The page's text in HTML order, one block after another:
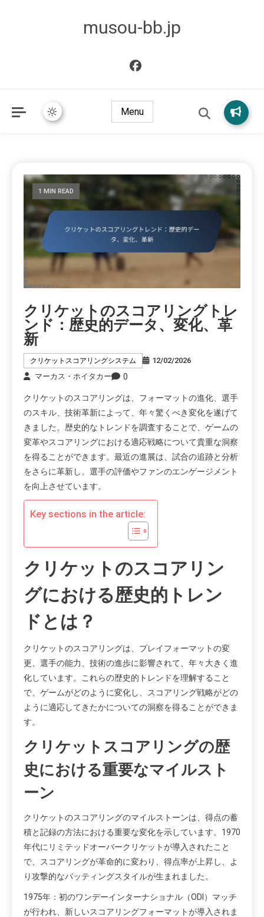
musou-bb.jp
Menu
1 MIN READ
クリケットのスコアリングトレ
ンド：歴史的データ、変化、革
新
クリケットスコアリングシステム
12/02/2026
マーカス・ホイタカー
0
クリケットのスコアリングは、フォーマットの進化、選手
のスキル、技術革新によって、年々驚くべき変化を遂げて
きました。歴史的なトレンドを調査することで、ゲームの
変革やスコアリングにおける適応戦略について貴重な洞察
を得ることができます。最近の進展は、試合の追跡と分析
をさらに革新し、選手の評価やファンのエンゲージメント
を向上させています。
Key sections in the article:
クリケットのスコアリン
グにおける歴史的トレン
ドとは？
クリケットのスコアリングは、プレイフォーマットの変
更、選手の能力、技術の進歩に影響されて、年々大きく進
化しています。これらの歴史的トレンドを理解すること
で、ゲームがどのように変化し、スコアリング戦略がどの
ように適応してきたかについての洞察を得ることができま
す。
クリケットスコアリングの歴
史における重要なマイルスト
ーン
クリケットのスコアリングのマイルストーンは、得点の蓄
積と記録の方法における重要な変化を示しています。1970
年代にリミテッドオーバークリケットが導入されたこと
で、スコアリングが革命的に変わり、得点率が上昇し、よ
り攻撃的なバッティングスタイルが生まれました。
1975年：初のワンデーインターナショナル（ODI）マッチ
が行われ、新しいスコアリングフォーマットが導入されま